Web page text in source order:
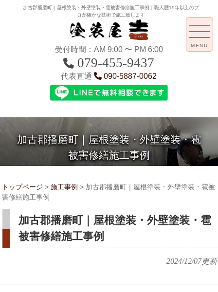
加古郡播磨町｜屋根塗装・外壁塗装・雹被害修繕施工事例｜職人歴19年以上のプ
ロが確かな技術で施工致します
受付時間：AM 9:00 〜 PM 6:00
079-455-9437
代表直通 090-5887-0062
加古郡播磨町｜屋根塗装・外壁塗装・雹
被害修繕施工事例
MENU
トップページ > 施工事例 > 加古郡播磨町｜屋根塗装・外壁塗装・雹被
害修繕施工事例
加古郡播磨町｜屋根塗装・外壁塗装・雹
被害修繕施工事例
2024/12/07更新